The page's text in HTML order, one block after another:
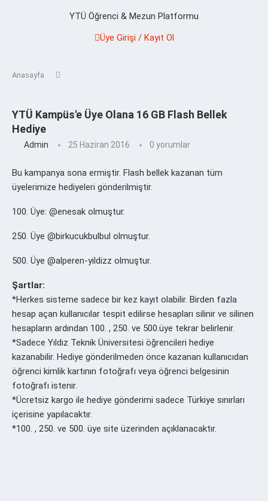
YTÜ Öğrenci & Mezun Platformu
Üye Girişi / Kayıt Ol
Anasayfa
YTÜ Kampüs'e Üye Olana 16 GB Flash Bellek
Hediye
Admin 25 Haziran 2016 0 yorumlar
Bu kampanya sona ermiştir. Flash bellek kazanan tüm
üyelerimize hediyeleri gönderilmiştir.
100. Üye: @enesak olmuştur.
250. Üye @birkucukbulbul olmuştur.
500. Üye @alperen-yildizz olmuştur.
Şartlar:
*Herkes sisteme sadece bir kez kayıt olabilir. Birden fazla
hesap açan kullanıcılar tespit edilirse hesapları silinir ve silinen
hesapların ardından 100. , 250. ve 500.üye tekrar belirlenir.
*Sadece Yıldız Teknik Üniversitesi öğrencileri hediye
kazanabilir. Hediye gönderilmeden önce kazanan kullanıcıdan
öğrenci kimlik kartının fotoğrafı veya öğrenci belgesinin
fotoğrafı istenir.
*Ücretsiz kargo ile hediye gönderimi sadece Türkiye sınırları
içerisine yapılacaktır.
*100. , 250. ve 500. üye site üzerinden açıklanacaktır.